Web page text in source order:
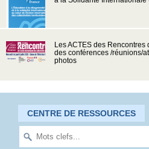
Les ACTES des
des conférences /réunions/
photos
CENTRE DE RESSOURCES